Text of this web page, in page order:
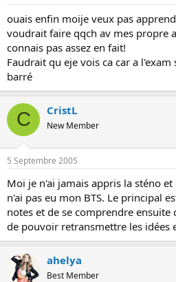
ouais enfin moije veux pas
voudrait faire qqch av mes propre
connais pas assez en fait!
Faudrait qu eje vois ca car a
barré
C CristL
New Member
5 Septembre 2005
Moi je n'ai jamais appris la sténo
n'ai pas eu mon BTS. Le principal
notes et de se comprendre ensuite
de pouvoir retransmettre les idées
ahelya
Best Member